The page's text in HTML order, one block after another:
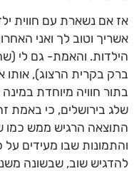
אז אם נשארת עם חווית
אשריך וטוב לך ואני
ברק בקרית הרצוג), אותו
בתור חוויה מיוחדת
שלג בירושלים, כי באמת
התוצאה הרגיש ממש כמו
והתמונות שבו מעידים על